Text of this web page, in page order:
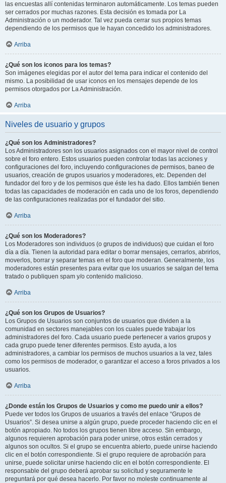
las encuestas allí contenidas terminaron automáticamente. Los temas pueden
ser cerrados por muchas razones. Esta decisión es tomada por La
Administración o un moderador. Tal vez pueda cerrar sus propios temas
dependiendo de los permisos que le hayan concedido los administradores.
Arriba
¿Qué son los iconos para los temas?
Son imágenes elegidas por el autor del tema para indicar el contenido del
mismo. La posibilidad de usar iconos en los mensajes depende de los
permisos otorgados por La Administración.
Arriba
Niveles de usuario y grupos
¿Qué son los Administradores?
Los Administradores son los usuarios asignados con el mayor nivel de control
sobre el foro entero. Estos usuarios pueden controlar todas las acciones y
configuraciones del foro, incluyendo configuraciones de permisos, baneo de
usuarios, creación de grupos usuarios y moderadores, etc. Dependen del
fundador del foro y de los permisos que éste les ha dado. Ellos también tienen
todas las capacidades de moderación en cada uno de los foros, dependiendo
de las configuraciones realizadas por el fundador del sitio.
Arriba
¿Qué son los Moderadores?
Los Moderadores son individuos (o grupos de individuos) que cuidan el foro
día a día. Tienen la autoridad para editar o borrar mensajes, cerrarlos, abrirlos,
moverlos, borrar y separar temas en el foro que moderan. Generalmente, los
moderadores están presentes para evitar que los usuarios se salgan del tema
tratado o publiquen spam y/o contenido malicioso.
Arriba
¿Qué son los Grupos de Usuarios?
Los Grupos de Usuarios son conjuntos de usuarios que dividen a la
comunidad en sectores manejables con los cuales puede trabajar los
administradores del foro. Cada usuario puede pertenecer a varios grupos y
cada grupo puede tener diferentes permisos. Esto ayuda, a los
administradores, a cambiar los permisos de muchos usuarios a la vez, tales
como los permisos de moderador, o garantizar el acceso a foros privados a los
usuarios.
Arriba
¿Donde están los Grupos de Usuarios y como me puedo unir a ellos?
Puede ver todos los Grupos de usuarios a través del enlace “Grupos de
Usuarios”. Si desea unirse a algún grupo, puede proceder haciendo clic en el
botón apropiado. No todos los grupos tienen libre acceso. Sin embargo,
algunos requieren aprobación para poder unirse, otros están cerrados y
algunos son ocultos. Si el grupo se encuentra abierto, puede unirse haciendo
clic en el botón correspondiente. Si el grupo requiere de aprobación para
unirse, puede solicitar unirse haciendo clic en el botón correspondiente. El
responsable del grupo deberá aprobar su solicitud y seguramente le
preguntará por qué desea hacerlo. Por favor no moleste continuamente al